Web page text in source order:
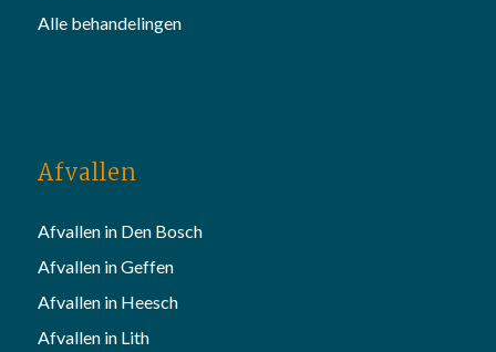
Alle behandelingen
Afvallen
Afvallen in Den Bosch
Afvallen in Geffen
Afvallen in Heesch
Afvallen in Lith